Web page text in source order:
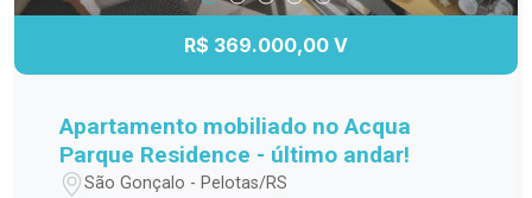
investir. Agende sua visita e venha conhecer este
R$ 369.000,00 V
Apartamento mobiliado no Acqua
Parque Residence - último andar!
São Gonçalo - Pelotas/RS